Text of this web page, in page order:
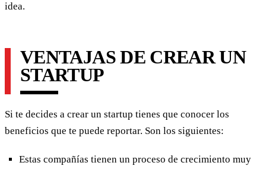
idea.
VENTAJAS DE CREAR UN
STARTUP
Si te decides a crear un startup tienes que conocer los
beneficios que te puede reportar. Son los siguientes:
Estas compañías tienen un proceso de crecimiento muy